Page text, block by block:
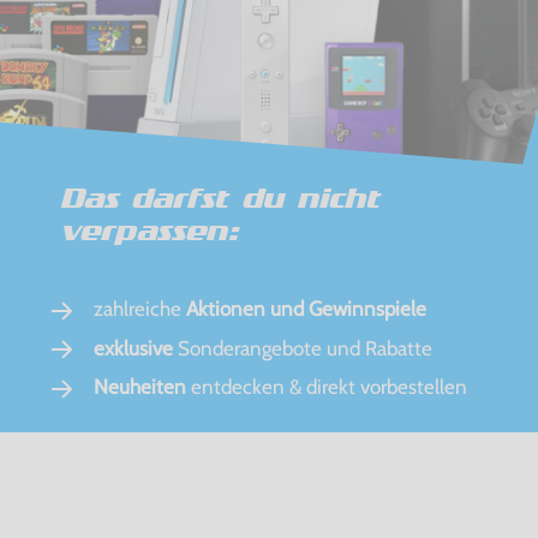
Das darfst du nicht
verpassen:
zahlreiche Aktionen und Gewinnspiele
exklusive Sonderangebote und Rabatte
Neuheiten entdecken & direkt vorbestellen